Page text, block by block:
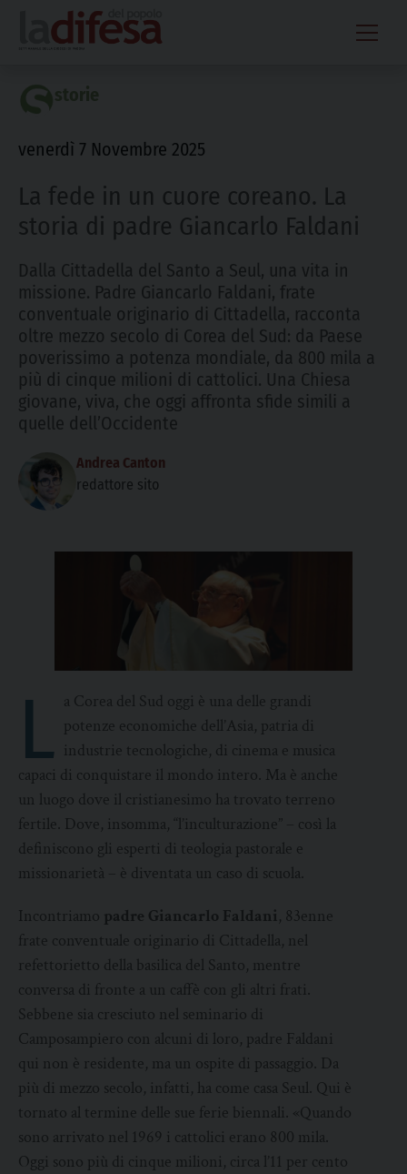
content
venerdì 7 Novembre 2025
La fede in un cuore coreano. La
storia di padre Giancarlo Faldani
Dalla Cittadella del Santo a Seul, una vita in
missione. Padre Giancarlo Faldani, frate
conventuale originario di Cittadella, racconta
oltre mezzo secolo di Corea del Sud: da Paese
poverissimo a potenza mondiale, da 800 mila a
più di cinque milioni di cattolici. Una Chiesa
giovane, viva, che oggi affronta sfide simili a
quelle dell’Occidente
Andrea Canton
redattore sito
L a Corea del Sud oggi è una delle grandi
potenze economiche dell’Asia, patria di
industrie tecnologiche, di cinema e musica
capaci di conquistare il mondo intero. Ma è anche
un luogo dove il cristianesimo ha trovato terreno
fertile. Dove, insomma, “l’inculturazione” – così la
definiscono gli esperti di teologia pastorale e
missionarietà – è diventata un caso di scuola.
Incontriamo padre Giancarlo Faldani, 83enne
frate conventuale originario di Cittadella, nel
refettorietto della basilica del Santo, mentre
conversa di fronte a un caffè con gli altri frati.
Sebbene sia cresciuto nel seminario di
Camposampiero con alcuni di loro, padre Faldani
qui non è residente, ma un ospite di passaggio. Da
più di mezzo secolo, infatti, ha come casa Seul. Qui è
tornato al termine delle sue ferie biennali. «Quando
sono arrivato nel 1969 i cattolici erano 800 mila.
Oggi sono più di cinque milioni, circa l’11 per cento